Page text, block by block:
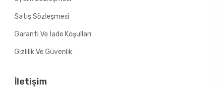
Satış Sözleşmesi
Garanti Ve İade Koşulları
Gizlilik Ve Güvenlik
İletişim